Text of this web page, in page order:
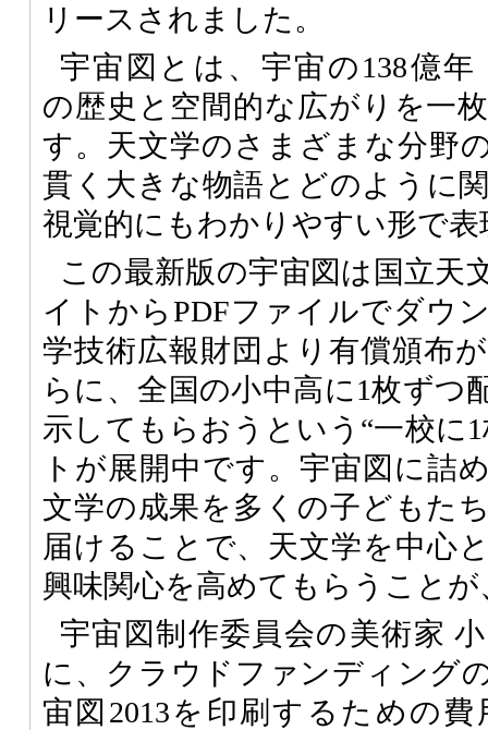
リースされました。
宇宙図とは、宇宙の138億年
の歴史と空間的な広がりを一
す。天文学のさまざまな分野
貫く大きな物語とどのように
視覚的にもわかりやすい形で
この最新版の宇宙図は国立天
イトからPDFファイルでダウ
学技術広報財団より有償頒布
らに、全国の小中高に1枚ずつ
示してもらおうという“一校に
トが展開中です。宇宙図に詰
文学の成果を多くの子どもた
届けることで、天文学を中心
興味関心を高めてもらうこと
宇宙図制作委員会の美術家
に、クラウドファンディング
宙図2013を印刷するための